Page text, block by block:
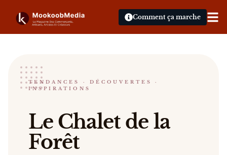
Comment ça marche
Le Chalet de la Forêt
RESTAURANT
Le Chalet de la Forêt à Uccle, aux portes de la
Catalogue :restaurants, presse, vidéos.
TENDANCES · DÉCOUVERTES ·
INSPIRATIONS
Le Chalet de la
Forêt